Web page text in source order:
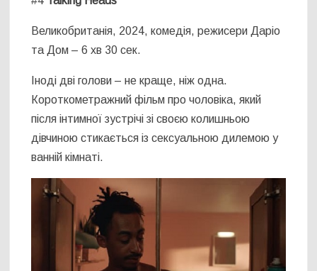
Великобританія, 2024, комедія, режисери Даріо
та Дом – 6 хв 30 сек.
Іноді дві голови – не краще, ніж одна.
Короткометражний фільм про чоловіка, який
після інтимної зустрічі зі своєю колишньою
дівчиною стикається із сексуальною дилемою у
ванній кімнаті.